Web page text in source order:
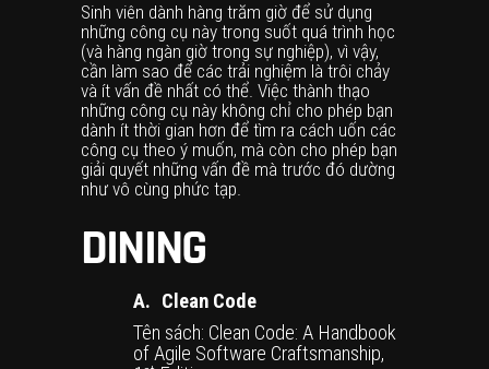
Sinh viên dành hàng trăm giờ để sử dụng
những công cụ này trong suốt quá trình học
(và hàng ngàn giờ trong sự nghiệp), vì vậy,
cần làm sao để các trải nghiệm là trôi chảy
và ít vấn đề nhất có thể. Việc thành thạo
những công cụ này không chỉ cho phép bạn
dành ít thời gian hơn để tìm ra cách uốn các
công cụ theo ý muốn, mà còn cho phép bạn
giải quyết những vấn đề mà trước đó dường
như vô cùng phức tạp.
DINING
A. Clean Code
Tên sách: Clean Code: A Handbook
of Agile Software Craftsmanship,